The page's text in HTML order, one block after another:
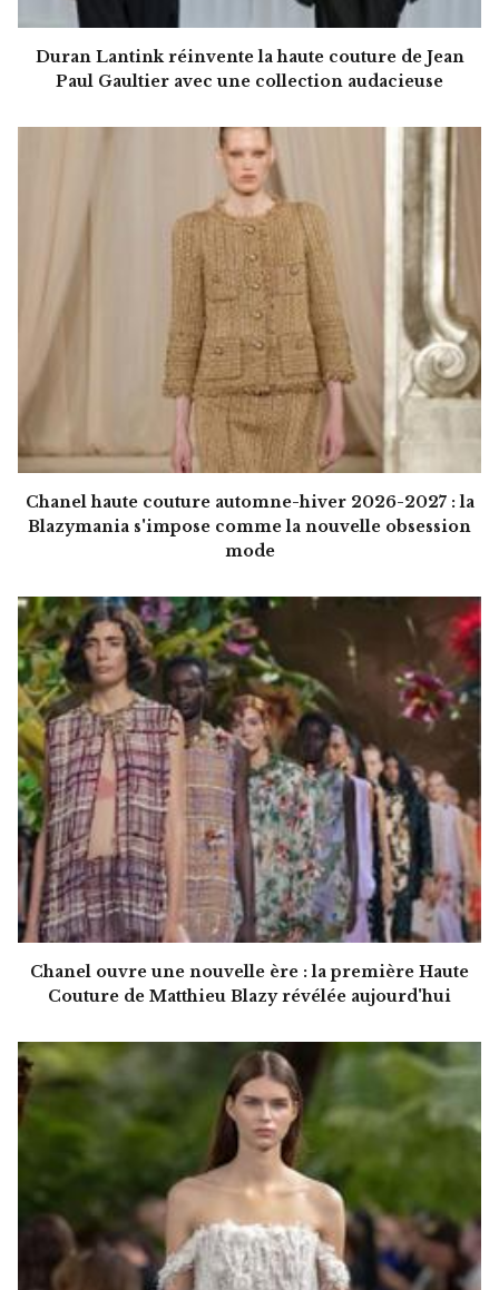
Duran Lantink réinvente la haute couture de Jean
Paul Gaultier avec une collection audacieuse
Chanel haute couture automne-hiver 2026-2027 : la
Blazymania s'impose comme la nouvelle obsession
mode
Chanel ouvre une nouvelle ère : la première Haute
Couture de Matthieu Blazy révélée aujourd'hui